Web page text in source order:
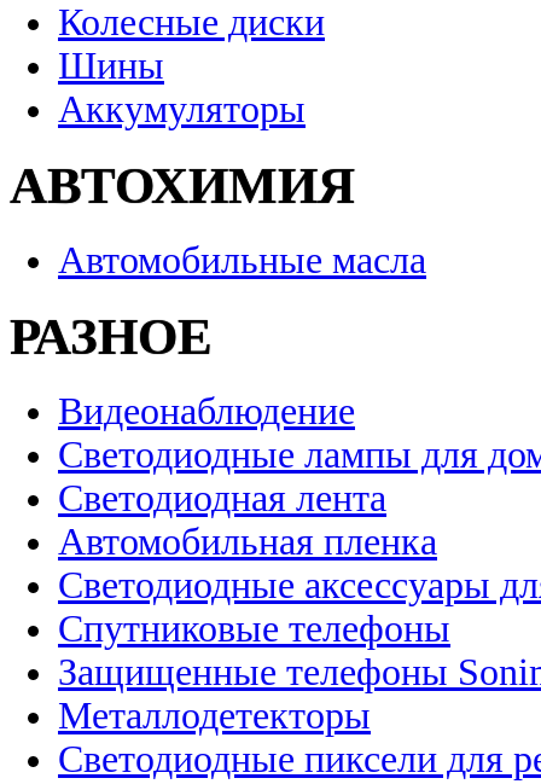
Колесные диски
Шины
Аккумуляторы
АВТОХИМИЯ
Автомобильные масла
РАЗНОЕ
Видеонаблюдение
Светодиодные лампы для
Светодиодная лента
Автомобильная пленка
Светодиодные аксессуары
Спутниковые телефоны
Защищенные телефоны
Металлодетекторы
Светодиодные пиксели для